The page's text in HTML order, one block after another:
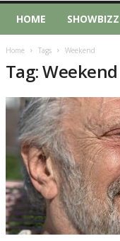
HOME SHOWBIZZ
Home Tags Weekend
Tag: Weekend